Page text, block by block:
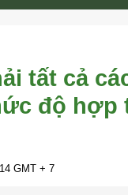
tin nước Nga
phá nước Nga
tất cả
độ hợp
GMT + 7